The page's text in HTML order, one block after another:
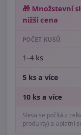
🎁 Množstevní
nižší cena
POČET KUSŮ
1–4 ks
5 ks a více
10 ks a více
Sleva se počítá z
produkty) a uplatní